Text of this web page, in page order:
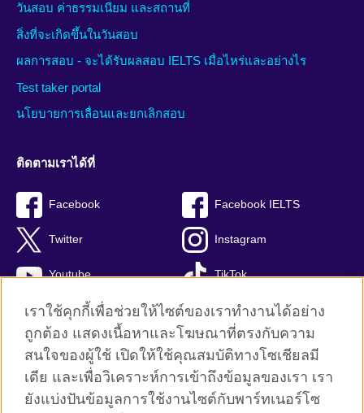
วันสอบ ค่าธรรมเนียม และสถานที่
สิ่งที่จะเกิดขึ้นในวันสอบ
ผลการสอบ - จะได้รับผลสอบ IELTS เมื่อไหร่และอย่างไร
Test taker portal
นโยบายการเลื่อนและยกเลิกสอบ
ติดตามเราได้ที่
Facebook Facebook IELTS
Twitter Instagram
Youtube TikTok
British Council global
Privacy and terms
Terms and conditions of sale
เราใช้คุกกี้เพื่อช่วยให้ไซต์ของเราทำงานได้อย่าง
ถูกต้อง แสดงเนื้อหาและโฆษณาที่ตรงกับความ
สนใจของผู้ใช้ เปิดให้ใช้คุณสมบัติทางโซเชียลมี
เดีย และเพื่อวิเคราะห์การเข้าถึงข้อมูลของเรา เรา
ยังแบ่งปันข้อมูลการใช้งานไซต์กับพาร์ทเนอร์โซ